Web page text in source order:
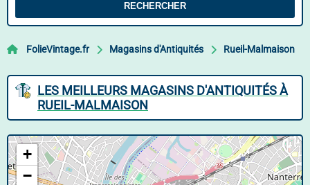
RECHERCHER
FolieVintage.fr Magasins d'Antiquités Rueil-Malmaison
LES MEILLEURS MAGASINS D'ANTIQUITÉS À
RUEIL-MALMAISON
+
−